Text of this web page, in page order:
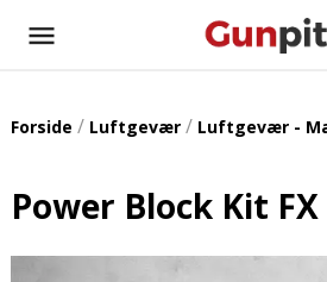
Forside / Luftgevær/ Luftgevær -
Power Block Kit